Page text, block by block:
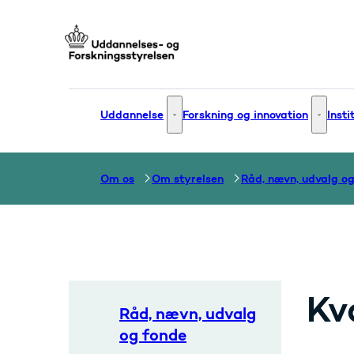
Uddannelse Uddannelse - Flere links
Forskning og innovation
Om os Om styrelsen
Råd, nævn, udvalg
og fonde